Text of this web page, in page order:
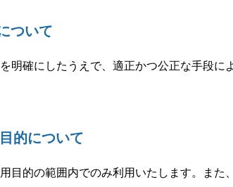
ついて
明確にしたうえで、適正かつ公正な手段に
的について
目的の範囲内でのみ利用いたします。ま